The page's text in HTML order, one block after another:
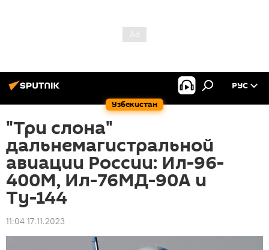
Узбекистан
РУС
"Три слона"
дальнемагистральной
авиации России: Ил-96-
400М, Ил-76МД-90А и
Ту-144
11:04 17.11.2023